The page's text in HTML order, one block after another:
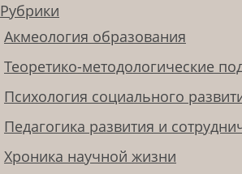
Рубрики
Акмеология образования
Теоретико-методологические
Психология социального
Педагогика развития и
Хроника научной жизни